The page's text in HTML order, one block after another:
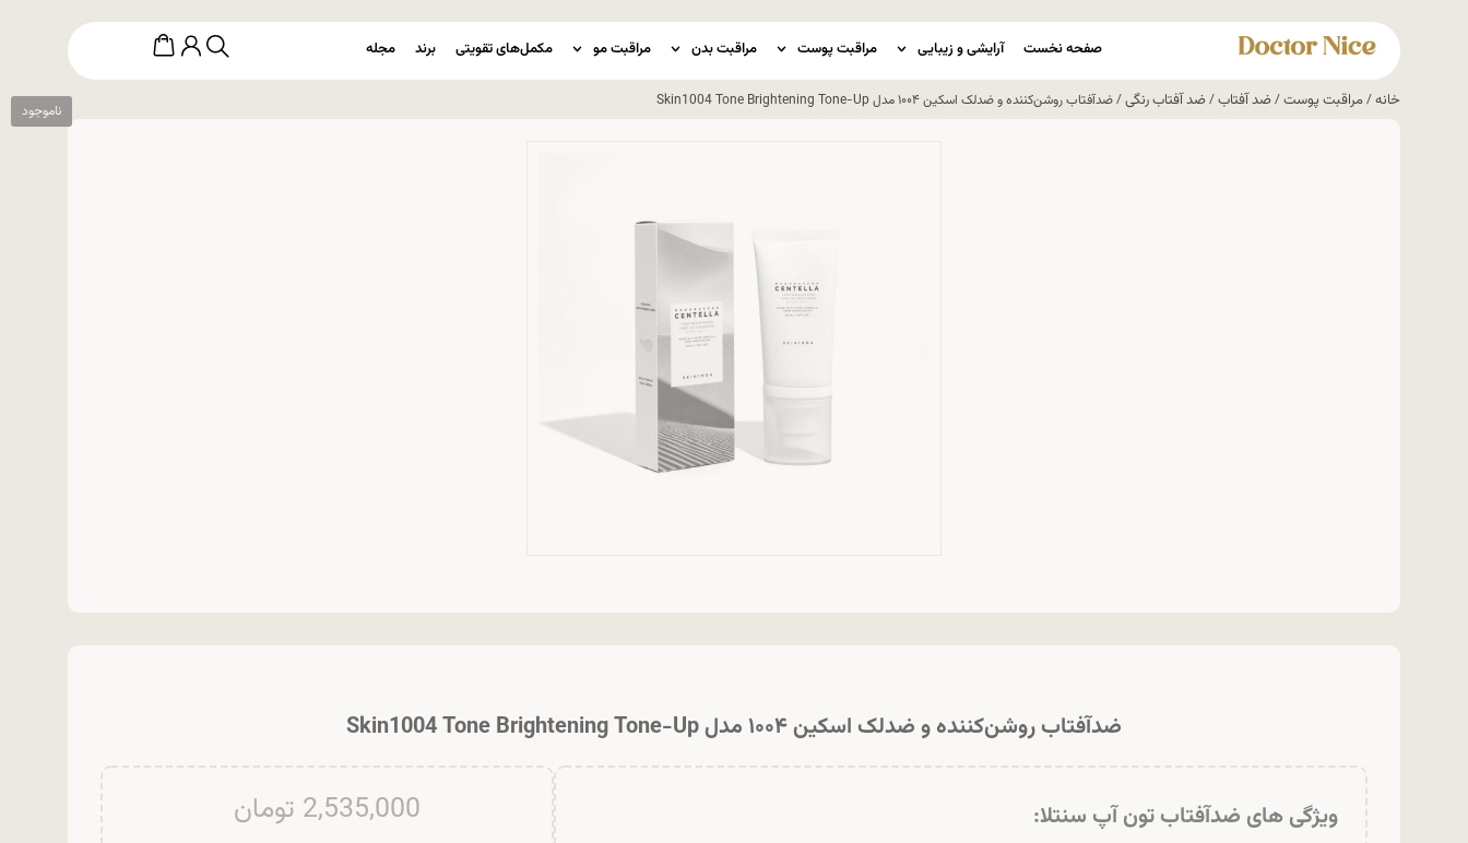
صفحه نخست آرایشی و زیبایی مراقبت پوست مراقبت بدن مراقبت مو مکمل‌های تقویتی برند مجله
خانه/مراقبت پوست/ضد آفتاب/ضد آفتاب رنگی/ ضدآفتاب روشن‌کننده و ضدلک اسکین ۱۰۰۴ مدل Skin1004 Tone Brightening Tone-Up
ضدآفتاب روشن‌کننده و ضدلک اسکین ۱۰۰۴ مدل Skin1004 Tone Brightening Tone-Up
ویژگی های ضدآفتاب تون آپ سنتلا: 2,535,000 تومان